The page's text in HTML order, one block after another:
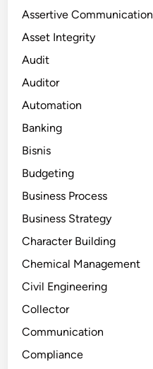
Assertive Communication
Asset Integrity
Audit
Auditor
Automation
Banking
Bisnis
Budgeting
Business Process
Business Strategy
Character Building
Chemical Management
Civil Engineering
Collector
Communication
Compliance